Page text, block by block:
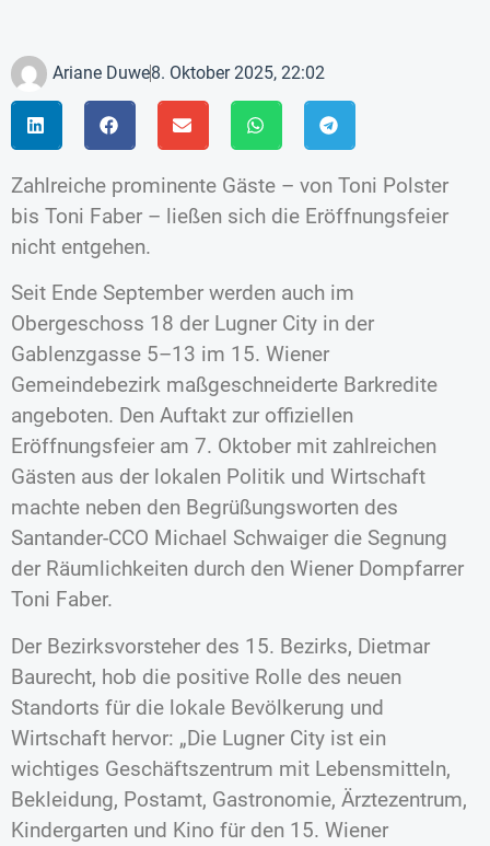
Ariane Duwe8. Oktober 2025, 22:02
Zahlreiche prominente Gäste – von Toni Polster
bis Toni Faber – ließen sich die Eröffnungsfeier
nicht entgehen.
Seit Ende September werden auch im
Obergeschoss 18 der Lugner City in der
Gablenzgasse 5–13 im 15. Wiener
Gemeindebezirk maßgeschneiderte Barkredite
angeboten. Den Auftakt zur offiziellen
Eröffnungsfeier am 7. Oktober mit zahlreichen
Gästen aus der lokalen Politik und Wirtschaft
machte neben den Begrüßungsworten des
Santander-CCO Michael Schwaiger die Segnung
der Räumlichkeiten durch den Wiener Dompfarrer
Toni Faber.
Der Bezirksvorsteher des 15. Bezirks, Dietmar
Baurecht, hob die positive Rolle des neuen
Standorts für die lokale Bevölkerung und
Wirtschaft hervor: „Die Lugner City ist ein
wichtiges Geschäftszentrum mit Lebensmitteln,
Bekleidung, Postamt, Gastronomie, Ärztezentrum,
Kindergarten und Kino für den 15. Wiener